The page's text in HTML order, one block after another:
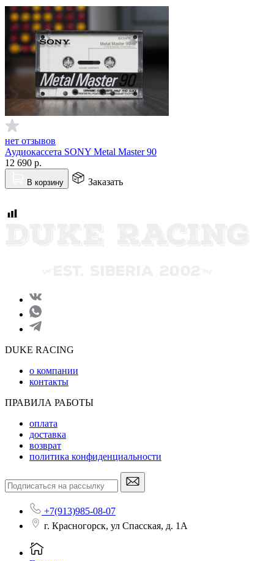
нет отзывов
Аудиокассета SONY Metal Master 90
12 690 р.
В корзину Заказать
DUKE RACING
о компании
контакты
ПРАВИЛА РАБОТЫ
оплата
доставка
возврат
политика конфиденциальности
+7(913)985-08-07
г. Красногорск, ул Спасская, д. 1А